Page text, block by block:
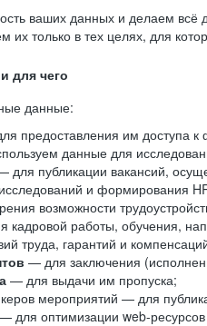
ваших данных и делаем всё
их только в тех целях, для
для чего
данные:
предоставления им доступа к
данные для
для публикации вакансий,
и формирования
возможности
работы, обучения,
труда, гарантий и
— для заключения
— для выдачи им пропуска;
мероприятий — для
для оптимизации web-